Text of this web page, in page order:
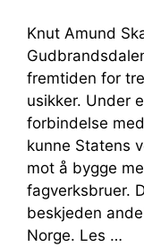
Knut Amund
fremtiden for
usikker. Under
forbindelse
kunne Statens
mot å bygge
fagverksbruer.
beskjeden
Norge. Les …